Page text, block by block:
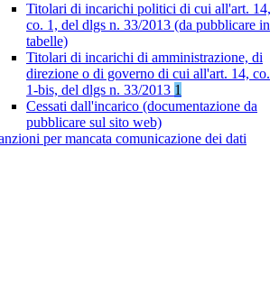
Titolari di incarichi politici di cui all'art. 14,
co. 1, del dlgs n. 33/2013 (da pubblicare in
tabelle)
Titolari di incarichi di amministrazione, di
direzione o di governo di cui all'art. 14, co.
1-bis, del dlgs n. 33/2013 1
Cessati dall'incarico (documentazione da
pubblicare sul sito web)
per mancata comunicazione dei dati